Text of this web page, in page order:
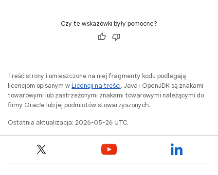
Czy te wskazówki były pomocne?
Treść strony i umieszczone na niej fragmenty kodu podlegają
licencjom opisanym wLicencji na treści. Java i OpenJDK są znakami
towarowymi lub zastrzeżonymi znakami towarowymi należącymi do
firmy Oracle lub jej podmiotów stowarzyszonych.
Ostatnia aktualizacja: 2026-05-26 UTC.